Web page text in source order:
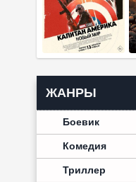
ЖАНРЫ
Боевик
Комедия
Триллер